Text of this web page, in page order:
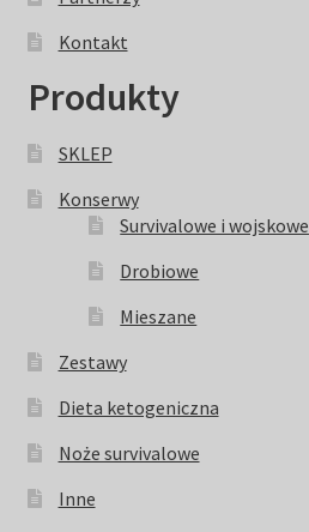
Kontakt
Produkty
SKLEP
Konserwy
Survivalowe i wojskowe
Drobiowe
Mieszane
Zestawy
Dieta ketogeniczna
Noże survivalowe
Inne